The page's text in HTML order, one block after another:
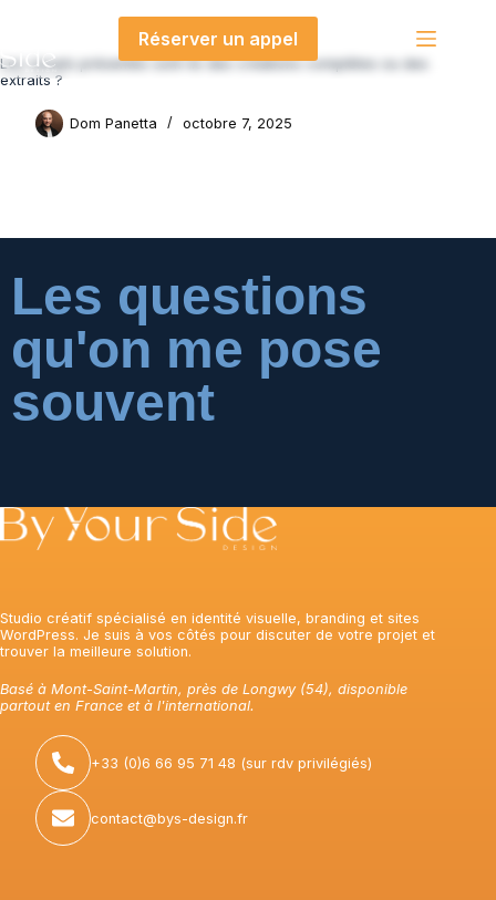
Réserver un appel
Les visuels présentés sont-ils des créations complètes ou des
extraits ?
Dom Panetta octobre 7, 2025
Les questions
qu'on me pose
souvent
Studio créatif spécialisé en identité visuelle, branding et sites
WordPress. Je suis à vos côtés pour discuter de votre projet et
trouver la meilleure solution.
Basé à Mont-Saint-Martin, près de Longwy (54), disponible
partout en France et à l'international.
+33 (0)6 66 95 71 48 (sur rdv privilégiés)
contact@bys-design.fr